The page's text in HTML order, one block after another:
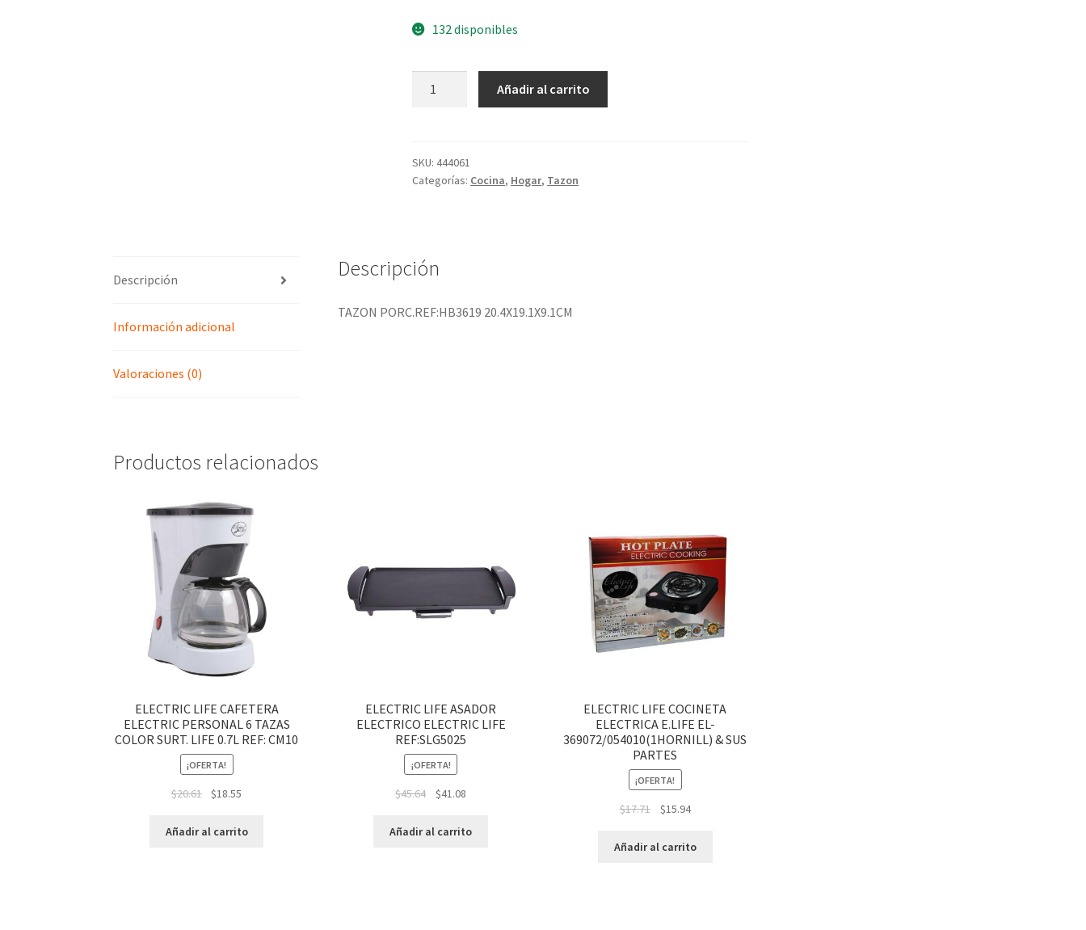
132 disponibles
Añadir al carrito
SKU:444061
Categorías: Cocina, Hogar, Tazon
Descripción
Información adicional
Valoraciones (0)
Descripción
TAZON PORC.REF:HB3619 20.4X19.1X9.1CM
Productos relacionados
ELECTRIC LIFE CAFETERA
ELECTRIC PERSONAL 6 TAZAS
COLOR SURT. LIFE 0.7L REF: CM10
¡OFERTA!
$20.61 $18.55
Añadir al carrito
ELECTRIC LIFE ASADOR
ELECTRICO ELECTRIC LIFE
REF:SLG5025
¡OFERTA!
$45.64 $41.08
Añadir al carrito
ELECTRIC LIFE COCINETA
ELECTRICA E.LIFE EL-
369072/054010(1HORNILL) & SUS
PARTES
¡OFERTA!
$17.71 $15.94
Añadir al carrito